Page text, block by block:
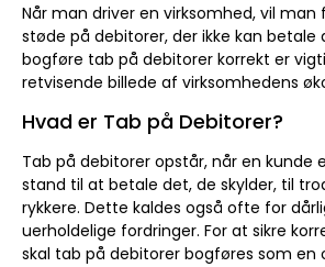
Når man driver en virksomhed, vil man
støde på debitorer, der ikke kan
bogføre tab på debitorer korrekt er
retvisende billede af virksomhedens
Hvad er Tab på Debitorer?
Tab på debitorer opstår, når en kunde
stand til at betale det, de skylder, til
rykkere. Dette kaldes også ofte for
uerholdelige fordringer. For at sikre
skal tab på debitorer bogføres som en